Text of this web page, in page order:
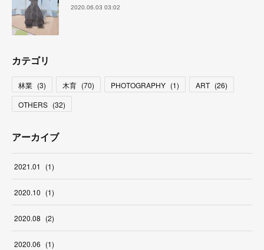
2020.06.03 03:02
カテゴリ
林業 (3) 木育 (70) PHOTOGRAPHY (1) ART (26)
OTHERS (32)
アーカイブ
2021.01 (1)
2020.10 (1)
2020.08 (2)
2020.06 (1)